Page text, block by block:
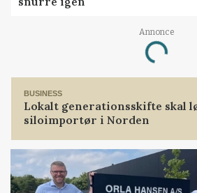
Annonce
Loading...
BUSINESS
Lokalt generationsskifte skal
siloimportør i Norden